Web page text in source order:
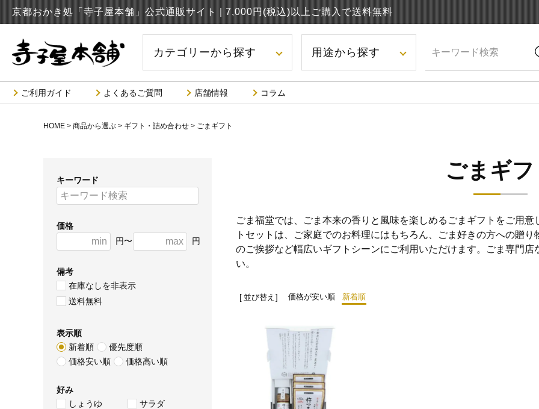
京都おかき処「寺子屋本舗」公式通販サイト | 7,000円(税込)以上ご購入で送料無料
カテゴリーから探す 用途から探す
ご利用ガイド よくあるご質問 店舗情報 コラム
HOME 商品から選ぶ ギフト・詰め合わせ ごまギフト
キーワード
価格
円〜
円
備考
在庫なしを非表示
送料無料
表示順
新着順
優先度順
価格安い順
価格高い順
好み
しょうゆ
サラダ
ごまギフ
ごま福堂では、ごま本来の香りと風味を楽しめるごまギフトをご用
トセットは、ご家庭でのお料理にはもちろん、ごま好きの方への贈
のご挨拶など幅広いギフトシーンにご利用いただけます。ごま専門
い。
並び替え 価格が安い順 新着順